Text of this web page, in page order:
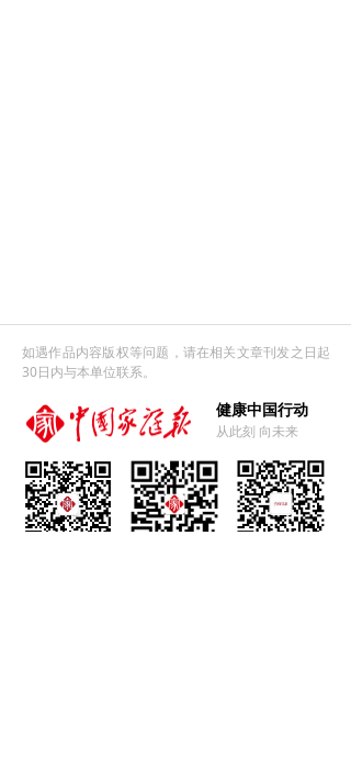
如遇作品内容版权等问题，请在相关文章刊发之日起
30日内与本单位联系。
健康中国行动
从此刻 向未来